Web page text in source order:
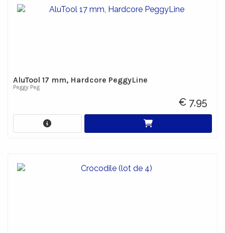
AluTool 17 mm, Hardcore PeggyLine
Peggy Peg
€ 7,95